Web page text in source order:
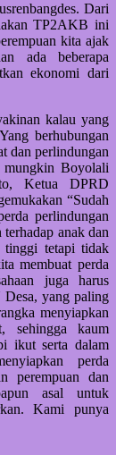
Dari
TP2AKB ini
kita ajak
ada beberapa
ekonomi dari
kalau yang
berhubungan
dan perlindungan
mungkin Boyolali
Ketua DPRD
“Sudah
perlindungan
anak dan
tetapi tidak
membuat perda
juga harus
yang paling
menyiapkan
sehingga kaum
ikut serta dalam
perda
perempuan dan
asal untuk
Kami punya